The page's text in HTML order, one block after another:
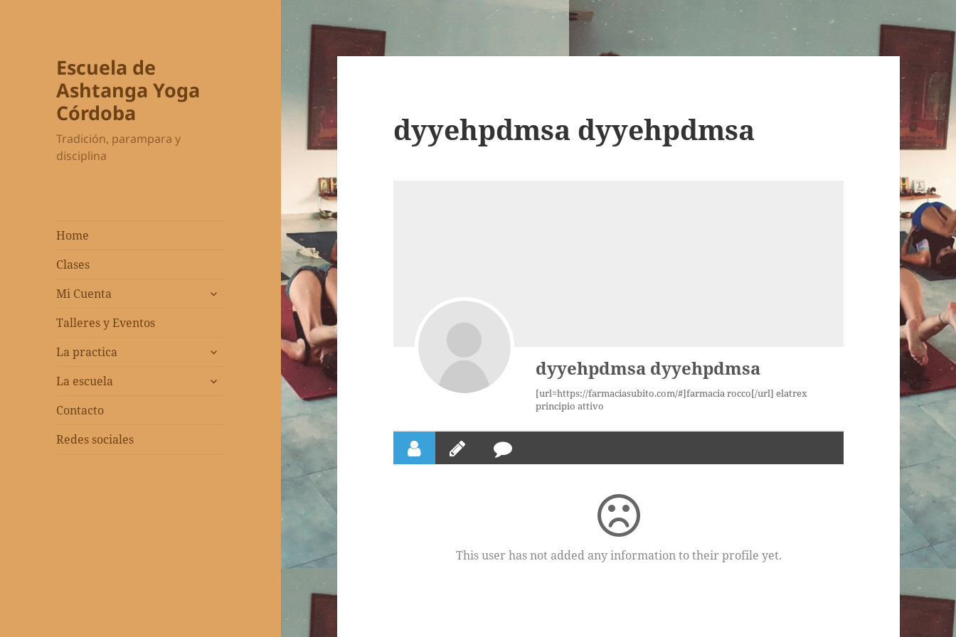
Escuela de
Ashtanga Yoga
Córdoba
Tradición, parampara y
disciplina
Home
Clases
Mi Cuenta
expandir
Talleres y Eventos
La practica
expandir
menú
La escuela
expandir
Contacto
Redes sociales
dyyehpdmsa dyyehpdmsa
dyyehpdmsa dyyehpdmsa
[url=https://farmaciasubito.com/#]farmacia rocco[/url] elatrex
principio attivo
This user has not added any information to their profile yet.